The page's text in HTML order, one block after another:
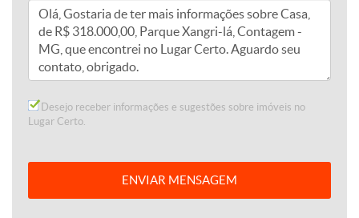
Desejo receber informações e sugestões sobre imóveis no
Lugar Certo.
ENVIAR MENSAGEM